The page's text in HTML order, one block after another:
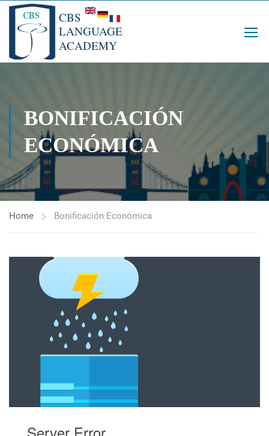
BONIFICACIÓN
ECONÓMICA
Home Bonificación Económica